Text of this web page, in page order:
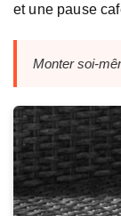
et une pause
Monter soi-